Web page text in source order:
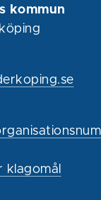
kommun
klagomål